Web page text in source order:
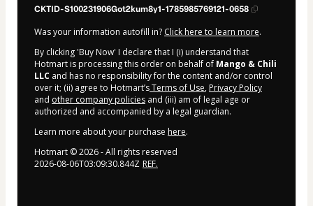
CKTID-S100231906Got2kum8y1-1785985769121-0658
Was your information autofill in? Click here to learn more.
By clicking 'Buy Now' I declare that I (i) understand that
Hotmart is processing this order on behalf of Mango & Chili
LLC and has no responsibility for the content and/or control
over it; (ii) agree to Hotmart’sTerms of Use, Privacy Policy
and other company policies and (iii) am of legal age or
authorized and accompanied by a legal guardian.
Learn more about your purchase here.
Hotmart ©2026- All rights reserved
2026-08-06T03:09:30.844Z REF.